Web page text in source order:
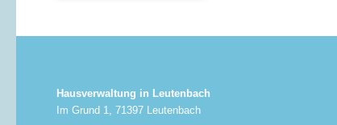
Hausverwaltung in Leutenbach
Im Grund 1, 71397 Leutenbach